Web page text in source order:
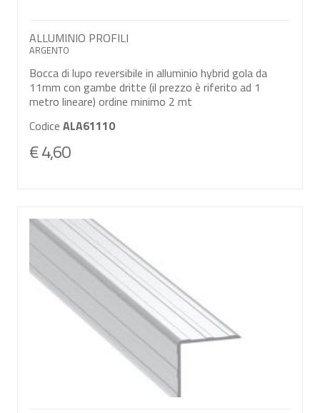
ALLUMINIO PROFILI
ARGENTO
Bocca di lupo reversibile in alluminio hybrid gola da
11mm con gambe dritte (il prezzo è riferito ad 1
metro lineare) ordine minimo 2 mt
Codice ALA61110
€ 4,60